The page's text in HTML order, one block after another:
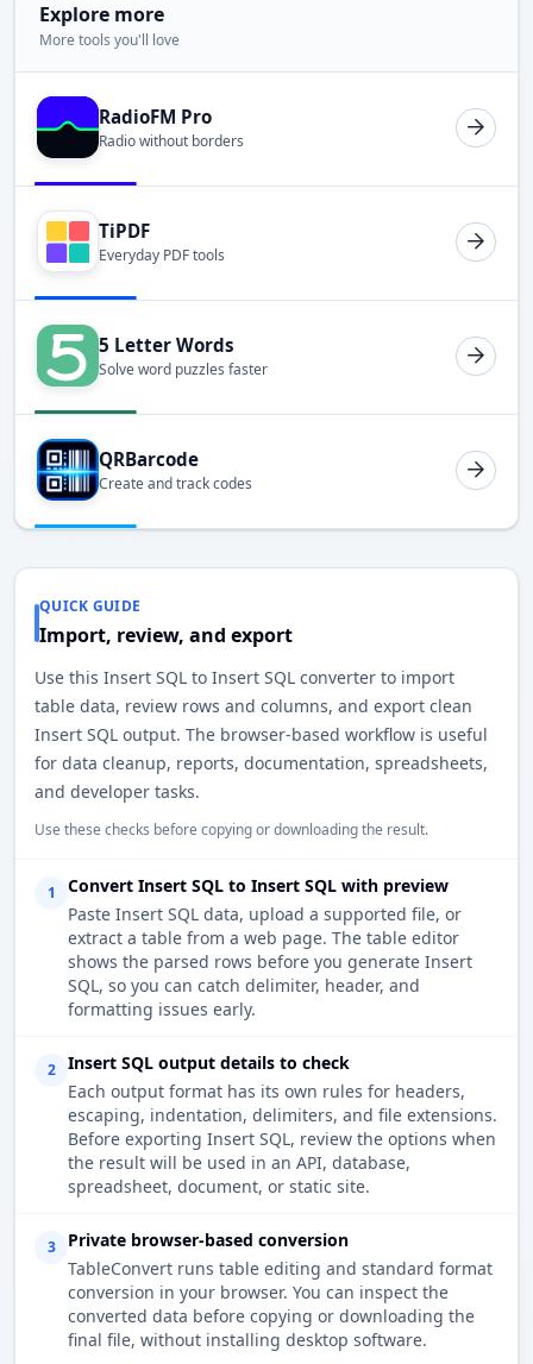
Explore more
More tools you'll love
RadioFM Pro
Radio without borders
TiPDF
Everyday PDF tools
5 Letter Words
Solve word puzzles faster
QRBarcode
Create and track codes
QUICK GUIDE
Import, review, and export
Use this Insert SQL to Insert SQL converter to import
table data, review rows and columns, and export clean
Insert SQL output. The browser-based workflow is useful
for data cleanup, reports, documentation, spreadsheets,
and developer tasks.
Use these checks before copying or downloading the result.
1
Convert Insert SQL to Insert SQL with preview
Paste Insert SQL data, upload a supported file, or
extract a table from a web page. The table editor
shows the parsed rows before you generate Insert
SQL, so you can catch delimiter, header, and
formatting issues early.
2
Insert SQL output details to check
Each output format has its own rules for headers,
escaping, indentation, delimiters, and file extensions.
Before exporting Insert SQL, review the options when
the result will be used in an API, database,
spreadsheet, document, or static site.
3
Private browser-based conversion
TableConvert runs table editing and standard format
conversion in your browser. You can inspect the
converted data before copying or downloading the
final file, without installing desktop software.